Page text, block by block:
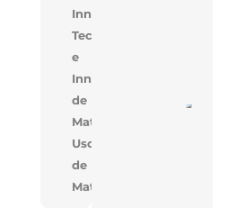
Innovación
Tecnologia
e
Innovacion,Uso
de
Materiales
Uso
de
Materiales